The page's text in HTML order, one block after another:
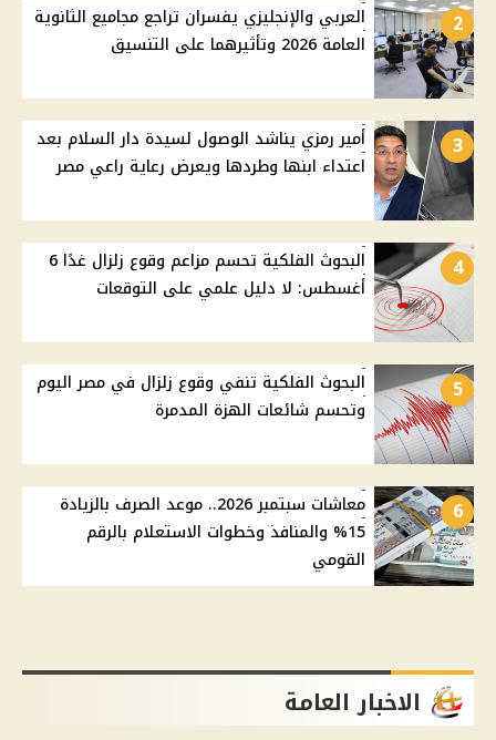
2
العربي والإنجليزي يفسران تراجع مجاميع الثانوية
العامة 2026 وتأثيرهما على التنسيق
3
أمير رمزي يناشد الوصول لسيدة دار السلام بعد
اعتداء ابنها وطردها ويعرض رعاية راعي مصر
4
البحوث الفلكية تحسم مزاعم وقوع زلزال غدًا 6
أغسطس: لا دليل علمي على التوقعات
5
البحوث الفلكية تنفي وقوع زلزال في مصر اليوم
وتحسم شائعات الهزة المدمرة
6
معاشات سبتمبر 2026.. موعد الصرف بالزيادة
15% والمنافذ وخطوات الاستعلام بالرقم
القومي
الاخبار العامة